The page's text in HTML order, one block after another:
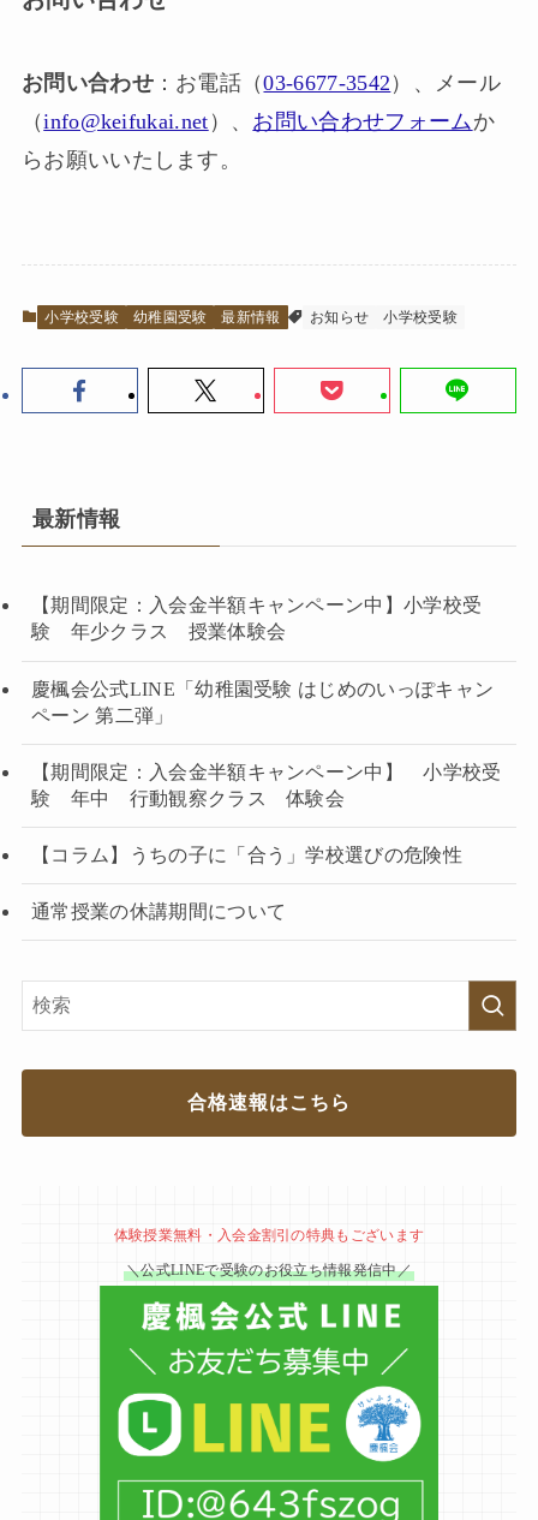
お問い合わせ：お電話（03-6677-3542 ）、メール
（info@keifukai.net ）、 お問い合わせフォーム か
らお願いいたします。
小学校受験 幼稚園受験 最新情報 お知らせ 小学校受験
最新情報
【期間限定：入会金半額キャンペーン中】小学校受
験 年少クラス 授業体験会
慶楓会公式LINE「幼稚園受験 はじめのいっぽキャン
ペーン 第二弾」
【期間限定：入会金半額キャンペーン中】 小学校受
験 年中 行動観察クラス 体験会
【コラム】うちの子に「合う」学校選びの危険性
通常授業の休講期間について
合格速報はこちら
体験授業無料・入会金割引の特典もございます
＼公式LINEで受験のお役立ち情報発信中／